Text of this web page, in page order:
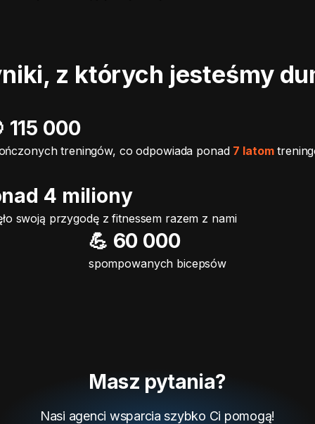
z których jesteśmy
4 miliony
swoją przygodę z fitnessem razem z nami
115 000
treningów, co odpowiada ponad 7 latom
💪 60 000
spompowanych bicepsów
Masz pytania?
Nasi agenci wsparcia szybko Ci pomogą!